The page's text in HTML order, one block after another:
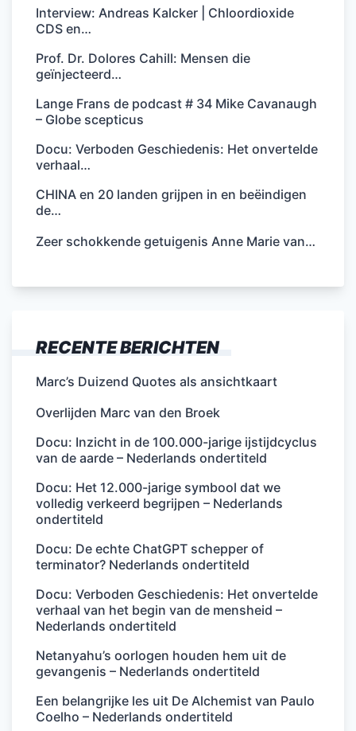
Interview: Andreas Kalcker | Chloordioxide
CDS en…
Prof. Dr. Dolores Cahill: Mensen die
geïnjecteerd…
Lange Frans de podcast # 34 Mike Cavanaugh
– Globe scepticus
Docu: Verboden Geschiedenis: Het onvertelde
verhaal…
CHINA en 20 landen grijpen in en beëindigen
de…
Zeer schokkende getuigenis Anne Marie van…
RECENTE BERICHTEN
Marc’s Duizend Quotes als ansichtkaart
Overlijden Marc van den Broek
Docu: Inzicht in de 100.000-jarige ijstijdcyclus
van de aarde – Nederlands ondertiteld
Docu: Het 12.000-jarige symbool dat we
volledig verkeerd begrijpen – Nederlands
ondertiteld
Docu: De echte ChatGPT schepper of
terminator? Nederlands ondertiteld
Docu: Verboden Geschiedenis: Het onvertelde
verhaal van het begin van de mensheid –
Nederlands ondertiteld
Netanyahu’s oorlogen houden hem uit de
gevangenis – Nederlands ondertiteld
Een belangrijke les uit De Alchemist van Paulo
Coelho – Nederlands ondertiteld